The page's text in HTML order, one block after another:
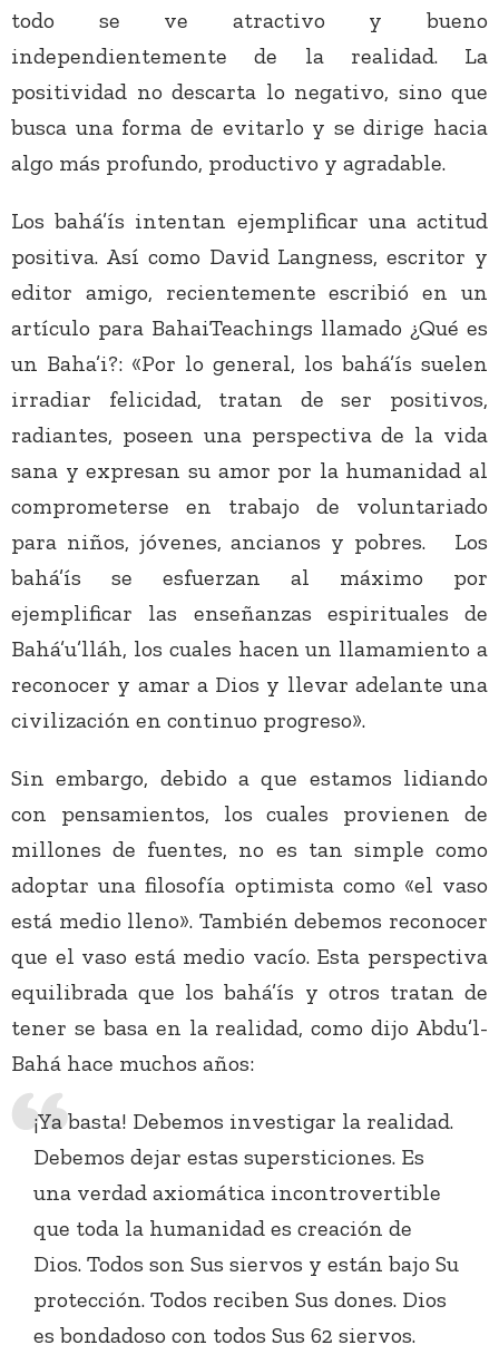
todo se ve atractivo y bueno
independientemente de la realidad. La
positividad no descarta lo negativo, sino que
busca una forma de evitarlo y se dirige hacia
algo más profundo, productivo y agradable.
Los bahá’ís intentan ejemplificar una actitud
positiva. Así como David Langness, escritor y
editor amigo, recientemente escribió en un
artículo para BahaiTeachings llamado ¿Qué es
un Baha’i?: «Por lo general, los bahá’ís suelen
irradiar felicidad, tratan de ser positivos,
radiantes, poseen una perspectiva de la vida
sana y expresan su amor por la humanidad al
comprometerse en trabajo de voluntariado
para niños, jóvenes, ancianos y pobres. Los
bahá’ís se esfuerzan al máximo por
ejemplificar las enseñanzas espirituales de
Bahá’u’lláh, los cuales hacen un llamamiento a
reconocer y amar a Dios y llevar adelante una
civilización en continuo progreso».
Sin embargo, debido a que estamos lidiando
con pensamientos, los cuales provienen de
millones de fuentes, no es tan simple como
adoptar una filosofía optimista como «el vaso
está medio lleno». También debemos reconocer
que el vaso está medio vacío. Esta perspectiva
equilibrada que los bahá’ís y otros tratan de
tener se basa en la realidad, como dijo Abdu’l-
Bahá hace muchos años:
¡Ya basta! Debemos investigar la realidad.
Debemos dejar estas supersticiones. Es
una verdad axiomática incontrovertible
que toda la humanidad es creación de
Dios. Todos son Sus siervos y están bajo Su
protección. Todos reciben Sus dones. Dios
es bondadoso con todos Sus 62 siervos.